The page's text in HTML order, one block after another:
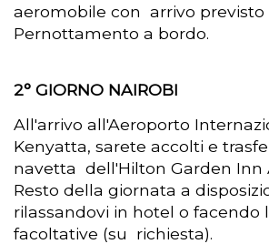
aeromobile con arrivo previsto
Pernottamento a bordo.
2° GIORNO NAIROBI
All'arrivo all'Aeroporto
Kenyatta, sarete accolti e
navetta dell'Hilton Garden Inn
Resto della giornata a
rilassandovi in hotel o facendo
facoltative (su richiesta).